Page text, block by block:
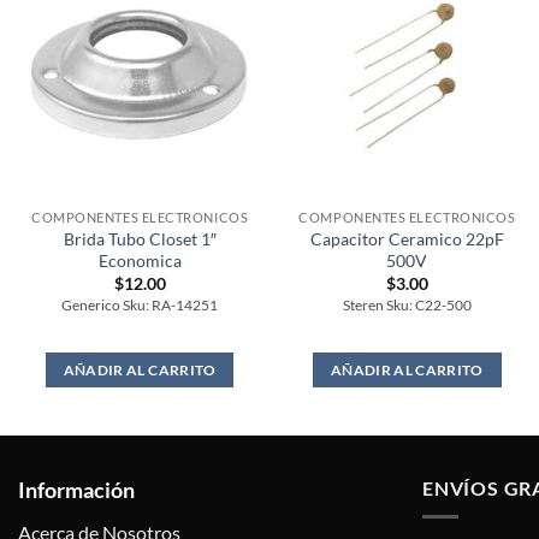
COMPONENTES ELECTRONICOS
Brida Tubo Closet 1″
Economica
$12.00
Generico Sku: RA-14251
AÑADIR AL CARRITO
COMPONENTES ELECTRONICOS
Capacitor Ceramico 22pF
500V
$3.00
Steren Sku: C22-500
AÑADIR AL CARRITO
Información
Acerca de Nosotros
ENVÍOS